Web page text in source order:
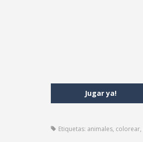
Jugar ya!
Etiquetas: animales, colorear,